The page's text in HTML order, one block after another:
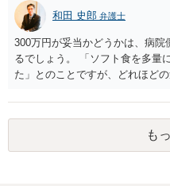
費用）との間に相当因果関係が
は可能です。 以上です。 何かあ
和田 史郎 弁護士
300万円が妥当かどうかは、病院
るでしょう。 「ソフト食を多量
た」とのことですが、どれほど
といえるのか等々が問題になる
り寄せて分析する必要がありそ
も